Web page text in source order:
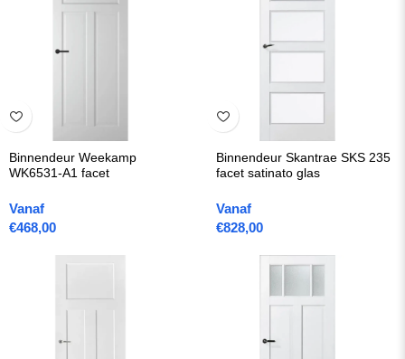
Binnendeur Weekamp
WK6531-A1 facet
Vanaf
€468,00
Binnendeur Skantrae SKS 235
facet satinato glas
Vanaf
€828,00